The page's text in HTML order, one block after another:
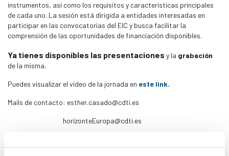
instrumentos, así como los requisitos y características principales
de cada uno. La sesión está dirigida a entidades interesadas en
participar en las convocatorias del EIC y busca facilitar la
comprensión de las oportunidades de financiación disponibles.
Ya tienes disponibles las presentaciones y la grabación
de la misma.
Puedes visualizar el video de la jornada en este link.
Mails de contacto: esther.casado@cdti.es
horizonteEuropa@cdti.es